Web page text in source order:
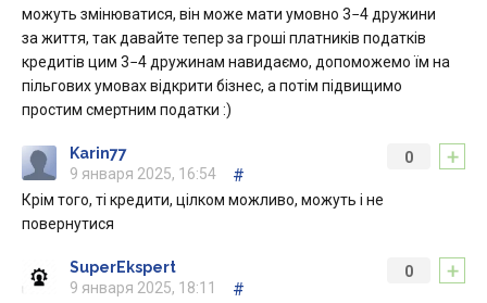
можуть змінюватися, він може мати умовно 3−4 дружини
за життя, так давайте тепер за гроші платників податків
кредитів цим 3−4 дружинам навидаємо, допоможемо їм на
пільгових умовах відкрити бізнес, а потім підвищимо
простим смертним податки :)
+
0
Karin77
9 января 2025, 16:54
#
Крім того, ті кредити, цілком можливо, можуть і не
повернутися
+
0
SuperEkspert
9 января 2025, 18:11
#